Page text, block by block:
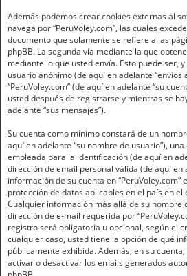
Además podemos crear cookies externas al
navega por “PeruVoley.com”, las cuales
documento que solamente se refiere a las
phpBB. La segunda vía mediante la que
mediante lo que usted envía. Esto puede ser,
usuario anónimo (de aquí en adelante “envíos
“PeruVoley.com” (de aquí en adelante “su
usted después de registrarse y mientras se
adelante “sus mensajes”).
Su cuenta como mínimo constará de un
aquí en adelante “su nombre de usuario”),
empleada para la identificación (de aquí en
dirección de email personal válida (de aquí en
información de su cuenta en
protección de datos aplicables en el país en
Cualquier información más allá de su nombre
dirección de e-mail requerida por
registro será obligatoria u opcional, según el
cualquier caso, usted tiene la opción de qué
públicamente exhibida. Además, en su
activar o desactivar los emails generados